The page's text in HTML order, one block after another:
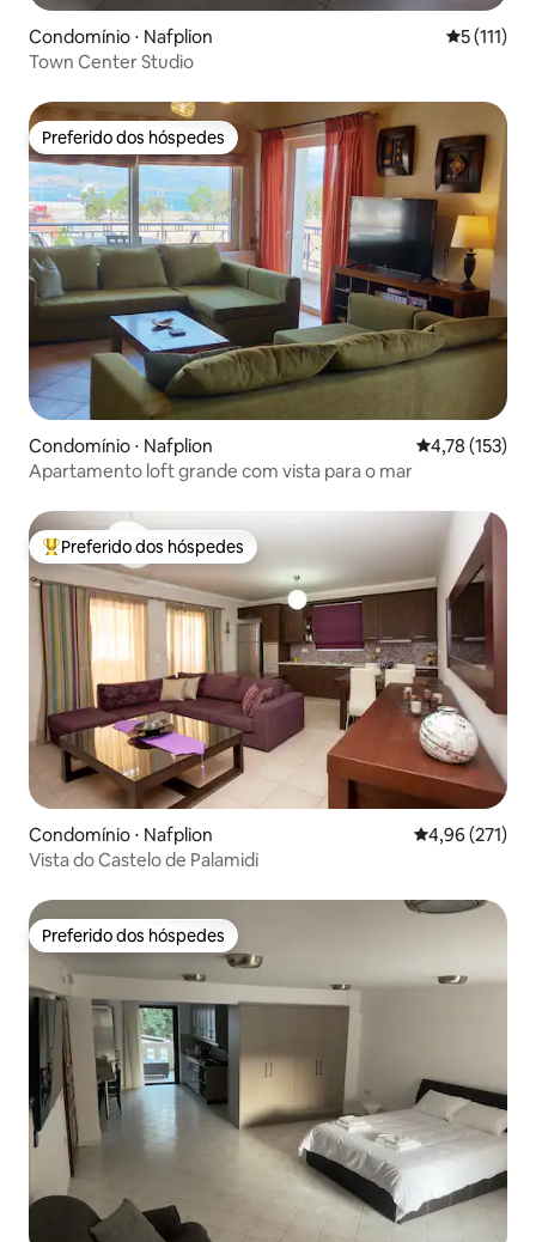
Condomínio ⋅ Nafplion 5 de uma
5 (111)
Town Center Studio
Preferido dos hóspedes
Preferido dos hóspedes
Condomínio ⋅ Nafplion 4,78 de uma
4,78 (153)
Apartamento loft grande com vista para o mar
Entre os melhores preferidos dos hóspedes
Preferido dos hóspedes
Condomínio ⋅ Nafplion 4,96 de uma
4,96 (271)
Vista do Castelo de Palamidi
Preferido dos hóspedes
Preferido dos hóspedes